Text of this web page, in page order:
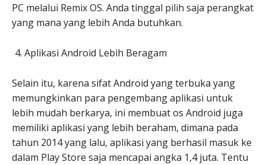
PC melalui Remix OS. Anda tinggal pilih saja perangkat
yang mana yang lebih Anda butuhkan.
Aplikasi Android Lebih Beragam
Selain itu, karena sifat Android yang terbuka yang
memungkinkan para pengembang aplikasi untuk
lebih mudah berkarya, ini membuat os Android juga
memiliki aplikasi yang lebih beraham, dimana pada
tahun 2014 yang lalu, aplikasi yang berhasil masuk ke
dalam Play Store saja mencapai angka 1,4 juta. Tentu